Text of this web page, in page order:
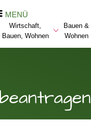
MENÜ
Wirtschaft,
Bauen, Wohnen
Bauen &
Wohnen